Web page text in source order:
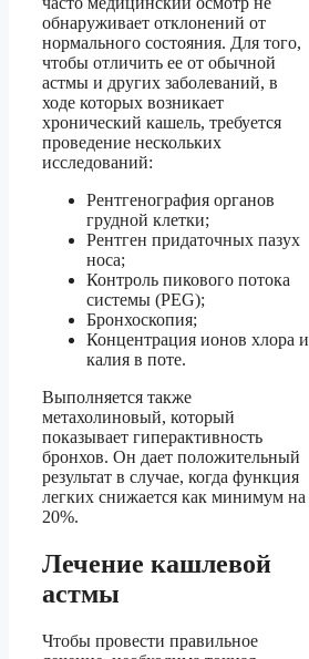
обнаруживает отклонений от
нормального состояния. Для того,
чтобы отличить ее от обычной
астмы и других заболеваний, в
ходе которых возникает
хронический кашель, требуется
проведение нескольких
исследований:
Рентгенография органов
грудной клетки;
Рентген придаточных пазух
носа;
Контроль пикового потока
системы (PEG);
Бронхоскопия;
Концентрация ионов хлора и
калия в поте.
Выполняется также
метахолиновый, который
показывает гиперактивность
бронхов. Он дает положительный
результат в случае, когда функция
легких снижается как минимум на
20%.
Лечение кашлевой
астмы
Чтобы провести правильное